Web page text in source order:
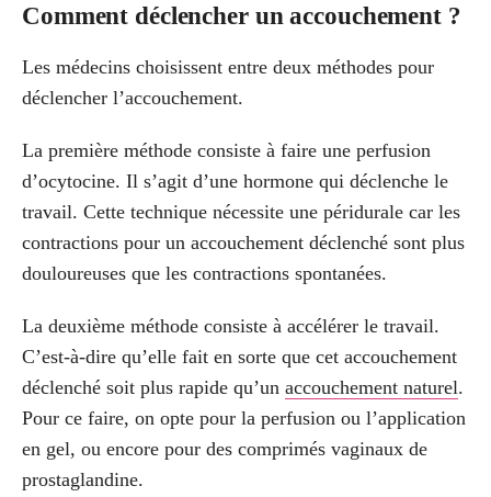
Comment déclencher un accouchement ?
Les médecins choisissent entre deux méthodes pour
déclencher l’accouchement.
La première méthode consiste à faire une perfusion
d’ocytocine. Il s’agit d’une hormone qui déclenche le
travail. Cette technique nécessite une péridurale car les
contractions pour un accouchement déclenché sont plus
douloureuses que les contractions spontanées.
La deuxième méthode consiste à accélérer le travail.
C’est-à-dire qu’elle fait en sorte que cet accouchement
déclenché soit plus rapide qu’un accouchement naturel.
Pour ce faire, on opte pour la perfusion ou l’application
en gel, ou encore pour des comprimés vaginaux de
prostaglandine.